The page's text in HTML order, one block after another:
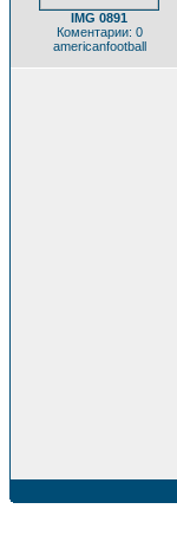
IMG 0891
Коментарии: 0
americanfootball